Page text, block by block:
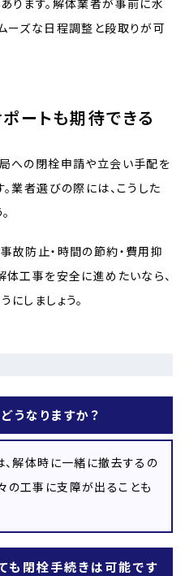
ります。解体業者が事前に水
ーズな日程調整と段取りが可
ートも期待できる
への閉栓申請や立会い手配を
業者選びの際には、こうした
故防止・時間の節約・費用抑
体工事を安全に進めたいなら、
しましょう。
うなりますか？
解体時に一緒に撤去するの
の工事に支障が出ることも
も閉栓手続きは可能です